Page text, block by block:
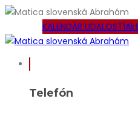
KALENDÁR UDALOSTÍ
Telefón